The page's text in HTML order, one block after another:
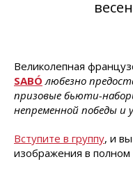
Великолепная
SABÓ любезно
призовые бьюти-
непременной победы и
Вступите в группу, и
изображения в полном